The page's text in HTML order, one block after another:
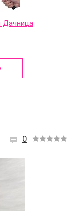
Дачница
0